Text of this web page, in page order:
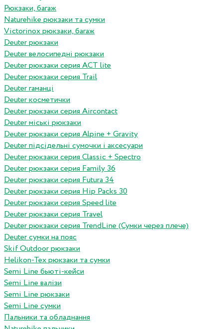
Рюкзаки, багаж
Naturehike рюкзаки та сумки
Victorinox рюкзаки, багаж
Deuter рюкзаки
Deuter велосипедні рюкзаки
Deuter рюкзаки серия ACT lite
Deuter рюкзаки серия Trail
Deuter гаманці
Deuter косметички
Deuter рюкзаки серия Aircontact
Deuter міські рюкзаки
Deuter рюкзаки серия Alpine + Gravity
Deuter підсідельні сумочки і аксесуари
Deuter рюкзаки серия Classic + Spectro
Deuter рюкзаки серия Family 36
Deuter рюкзаки серия Futura 34
Deuter рюкзаки серия Hip Packs 30
Deuter рюкзаки серия Speed lite
Deuter рюкзаки серия Travel
Deuter рюкзаки серия TrendLine (Сумки через плече)
Deuter сумки на пояс
Skif Outdoor рюкзаки
Helikon-Tex рюкзаки та сумки
Semi Line бьюті-кейси
Semi Line валізи
Semi Line рюкзаки
Semi Line сумки
Пальники та обладнання